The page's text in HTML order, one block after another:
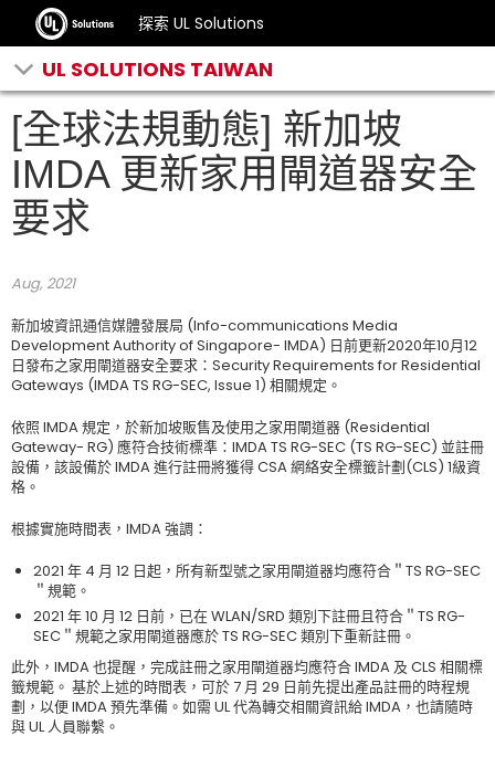
探索 UL Solutions
UL SOLUTIONS TAIWAN
[全球法規動態] 新加坡
IMDA 更新家用閘道器安全
要求
Aug, 2021
新加坡資訊通信媒體發展局 (Info-communications Media
Development Authority of Singapore- IMDA) 日前更新2020年10月12
日發布之家用閘道器安全要求：Security Requirements for Residential
Gateways (IMDA TS RG-SEC, Issue 1) 相關規定。
依照 IMDA 規定，於新加坡販售及使用之家用閘道器 (Residential
Gateway- RG) 應符合技術標準：IMDA TS RG-SEC (TS RG-SEC) 並註冊
設備，該設備於 IMDA 進行註冊將獲得 CSA 網絡安全標籤計劃(CLS) 1級資
格。
根據實施時間表，IMDA 強調：
2021 年 4 月 12 日起，所有新型號之家用閘道器均應符合＂TS RG-SEC
＂規範。
2021 年 10 月 12 日前，已在 WLAN/SRD 類別下註冊且符合＂TS RG-
SEC＂規範之家用閘道器應於 TS RG-SEC 類別下重新註冊。
此外，IMDA 也提醒，完成註冊之家用閘道器均應符合 IMDA 及 CLS 相關標
籤規範。 基於上述的時間表，可於 7 月 29 日前先提出產品註冊的時程規
劃，以便 IMDA 預先準備。如需 UL 代為轉交相關資訊給 IMDA，也請隨時
與 UL 人員聯繫。